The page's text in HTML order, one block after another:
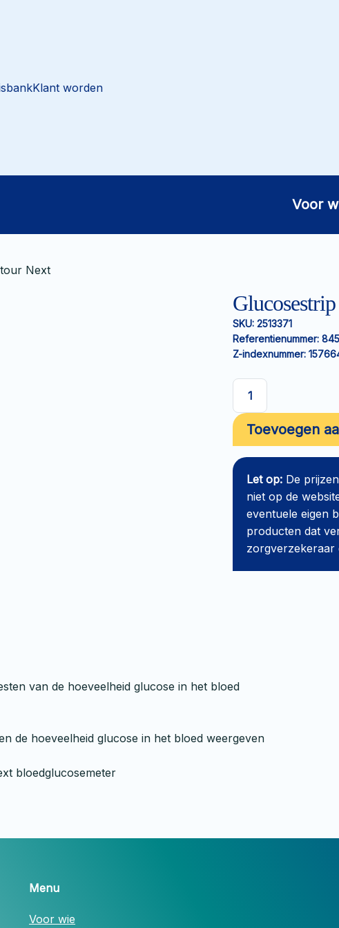
Klant worden
Voor
Next
SKU: 2513371
Referentienummer:
Z-indexnummer:
Glucosestrip
Contour
Next
aantal
Toevoegen
Let op: De
niet op de
eventuele eigen
producten dat
zorgverzekeraar
van de hoeveelheid glucose in het bloed
de hoeveelheid glucose in het bloed weergeven
bloedglucosemeter
Menu
Voor wie